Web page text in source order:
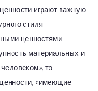
играют важную
стиля
ценностями
материальных и
то
«имеющие